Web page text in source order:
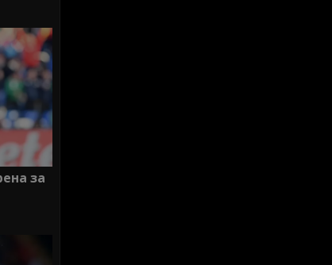
за